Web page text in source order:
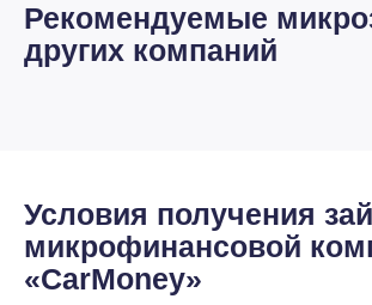
Рекомендуемые
других компаний
Условия получения
микрофинансовой
«CarMoney»